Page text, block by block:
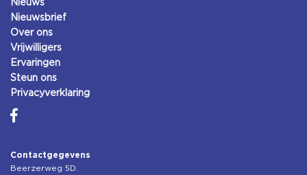
Nieuwsbrief
Over ons
Vrijwilligers
Ervaringen
Steun ons
Privacyverklaring
Contactgegevens
Beerzerweg 5D.